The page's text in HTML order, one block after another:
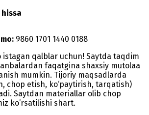
9860 1701 1440 0188
istagan qalblar uchun! Saytda taqdim
faqatgina shaxsiy mutolaa
mumkin. Tijoriy maqsadlarda
chop etish, ko‘paytirish, tarqatish)
Saytdan materiallar olib chop
koʻrsatilishi shart.